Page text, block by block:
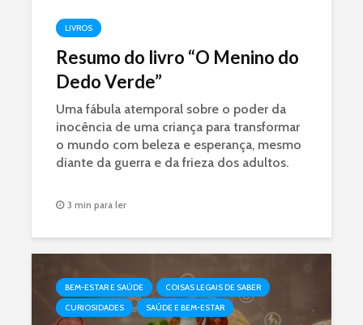
LIVROS
Resumo do livro “O Menino do
Dedo Verde”
Uma fábula atemporal sobre o poder da
inocência de uma criança para transformar
o mundo com beleza e esperança, mesmo
diante da guerra e da frieza dos adultos.
3 min para ler
BEM-ESTAR E SAÚDE
COISAS LEGAIS DE SABER
CURIOSIDADES
SAÚDE E BEM-ESTAR